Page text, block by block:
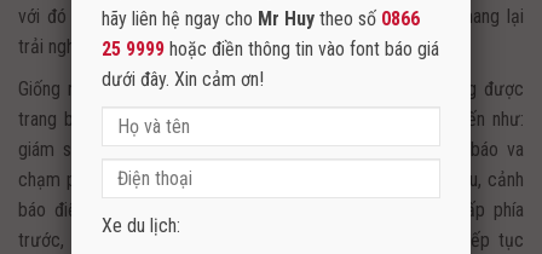
với đó là hệ dẫn động hai cầu toàn thời gian (bản Plus), mang lại
trải nghiệm lái vượt tầm phân khúc.
Giống như các mẫu ô tô điện khác của VinFast, VF 7 cũng được
trang bị loạt tính năng hỗ trợ lái nâng cao (ADAS) tiên tiến như:
giám sát hành trình thích ứng, cảnh báo chệch làn, cảnh báo va
chạm phía trước, cảnh báo phương tiện cắt ngang phía sau, cảnh
báo điểm mù, cảnh báo mở cửa, phanh tự động khẩn cấp phía
trước, hệ thống camera 360 độ… Bộ tính năng này sẽ tiếp tục
hãy liên hệ ngay cho Mr Huy theo số 0866
25 9999 hoặc điền thông tin vào font báo giá
dưới đây. Xin cảm ơn!
Xe du lịch: